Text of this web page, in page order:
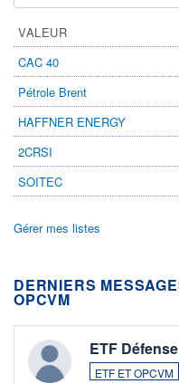
VALEUR
CAC 40
Pétrole Brent
HAFFNER ENERGY
2CRSI
SOITEC
Gérer mes listes
DERNIERS
OPCVM
ETF
ETF ET OPCVM